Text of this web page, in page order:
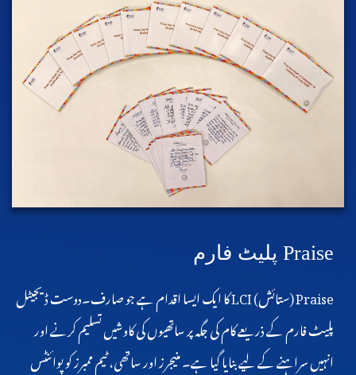
Praise پلیٹ فارم
Praise (ستائش) LCI کا ایک ایسا اقدام ہے جو صارف۔دوست ڈیجیٹل
پلیٹ فارم کے ذریعے کام کی جگہ پر ساتھیوں کی کاوشیں تسلیم کرنے اور
انہیں سراہنے کے لیے بنایا گیا ہے۔ منیجرز اور ساتھی، ٹیم ممبرز کو پوائنٹس